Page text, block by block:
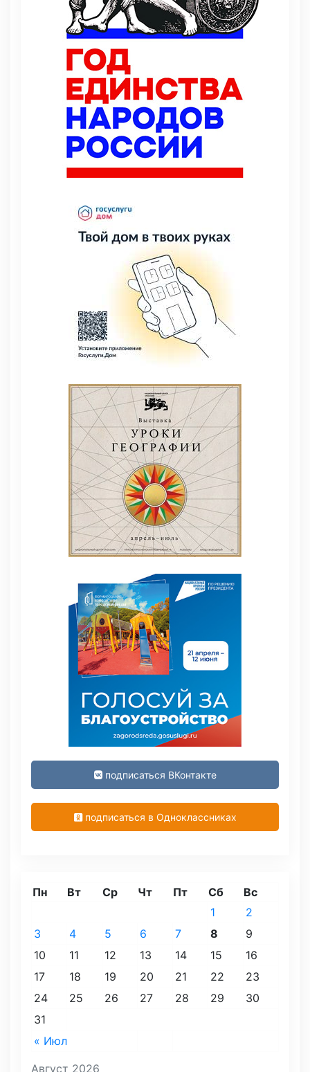
подписаться ВКонтакте
подписаться в Одноклассниках
Август 2026
Пн Вт Ср Чт Пт Сб Вс
« Июл
1
2
3
4 5 6 7 8
9
10
11 12 13 14 15
16
17
18 19 20 21 22
23
24
25 26 27 28 29
30
31